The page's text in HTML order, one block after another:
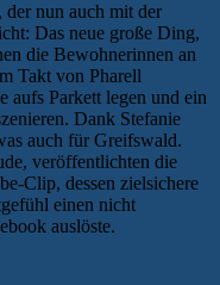
der nun auch mit der
Das neue große Ding,
die Bewohnerinnen an
Takt von Pharell
aufs Parkett legen und ein
Dank Stefanie
auch für Greifswald.
veröffentlichten die
Clip, dessen zielsichere
einen nicht
auslöste.